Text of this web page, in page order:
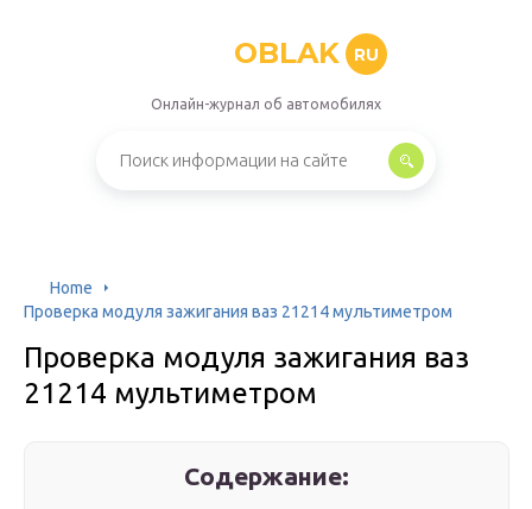
OBLAK RU
Онлайн-журнал об автомобилях
Home
Проверка модуля зажигания ваз 21214 мультиметром
Проверка модуля зажигания ваз
21214 мультиметром
Содержание: